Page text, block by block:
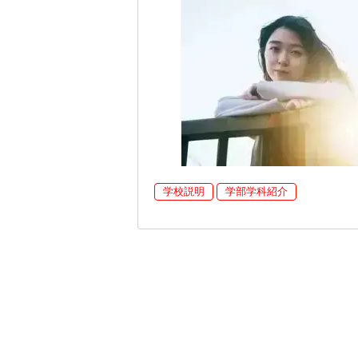
学校説明 学部学科紹介